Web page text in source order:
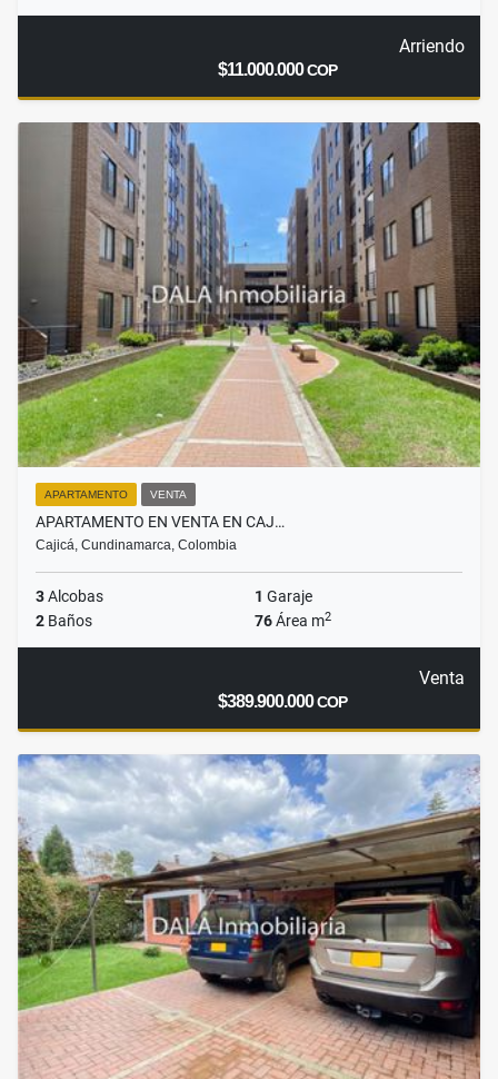
Arriendo
$11.000.000COP
APARTAMENTO VENTA
APARTAMENTO EN VENTA EN CAJ…
Cajicá, Cundinamarca, Colombia
3Alcobas 1 Garaje
2 Baños 76Área m2
Venta
$389.900.000COP